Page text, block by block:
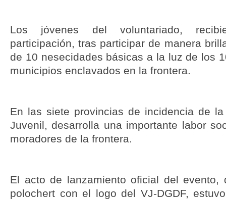
Los jóvenes del voluntariado,
participación, tras participar de manera
de 10 nesecidades básicas a la luz de los
municipios enclavados en la frontera.
En las siete provincias de incidencia de la
Juvenil, desarrolla una importante labor
moradores de la frontera.
El acto de lanzamiento oficial del evento,
polochert con el logo del VJ-DGDF,